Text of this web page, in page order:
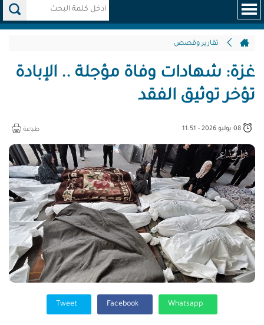
تقارير وقصص
غزة: شهادات وفاة مؤجلة .. الإبادة
تؤخر توثيق الفقد
طباعة